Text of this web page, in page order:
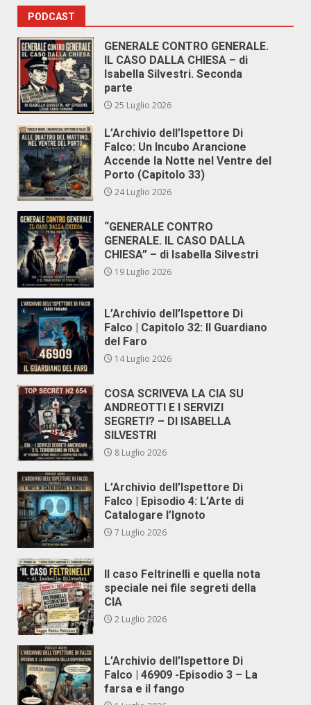
PODCAST
GENERALE CONTRO GENERALE.
IL CASO DALLA CHIESA – di
Isabella Silvestri. Seconda
parte
25 Luglio 2026
L’Archivio dell’Ispettore Di
Falco: Un Incubo Arancione
Accende la Notte nel Ventre del
Porto (Capitolo 33)
24 Luglio 2026
“GENERALE CONTRO
GENERALE. IL CASO DALLA
CHIESA” – di Isabella Silvestri
19 Luglio 2026
L’Archivio dell’Ispettore Di
Falco | Capitolo 32: Il Guardiano
del Faro
14 Luglio 2026
COSA SCRIVEVA LA CIA SU
ANDREOTTI E I SERVIZI
SEGRETI? – DI ISABELLA
SILVESTRI
8 Luglio 2026
L’Archivio dell’Ispettore Di
Falco | Episodio 4: L’Arte di
Catalogare l’Ignoto
7 Luglio 2026
Il caso Feltrinelli e quella nota
speciale nei file segreti della
CIA
2 Luglio 2026
L’Archivio dell’Ispettore Di
Falco | 46909 -Episodio 3 – La
farsa e il fango